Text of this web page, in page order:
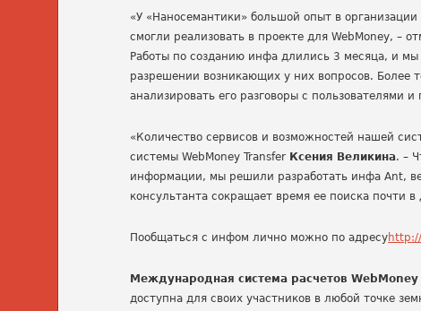
«У «Наносемантики» большой опыт в
смогли реализовать в проекте для WebMoney, –
Работы по созданию инфа длились 3 месяца, и
разрешении возникающих у них вопросов. Более
анализировать его разговоры с пользователями
«Количество сервисов и возможностей нашей
системы WebMoney Transfer Ксения Великина. –
информации, мы решили разработать инфа Ant,
консультанта сокращает время ее поиска почти в
Пообщаться с инфом лично можно по адресу
Международная система расчетов
доступна для своих участников в любой точке